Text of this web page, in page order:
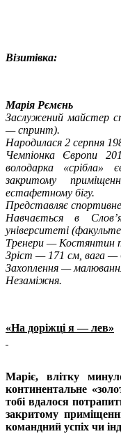
Візитівка:
Марія Рємєнь
Заслужений майстер
— спринт).
Народилася 2 серпня
Чемпіонка Європи
володарка «срібла»
закритому
естафетному бігу.
Представляє
Навчається в
університеті
Тренери — Костянтин
Зріст — 171 см, вага —
Захоплення —
Незаміжня.
«На доріжці я — лев»
Маріє, влітку
континентальне
тобі вдалося
закритому
командний успіх чи